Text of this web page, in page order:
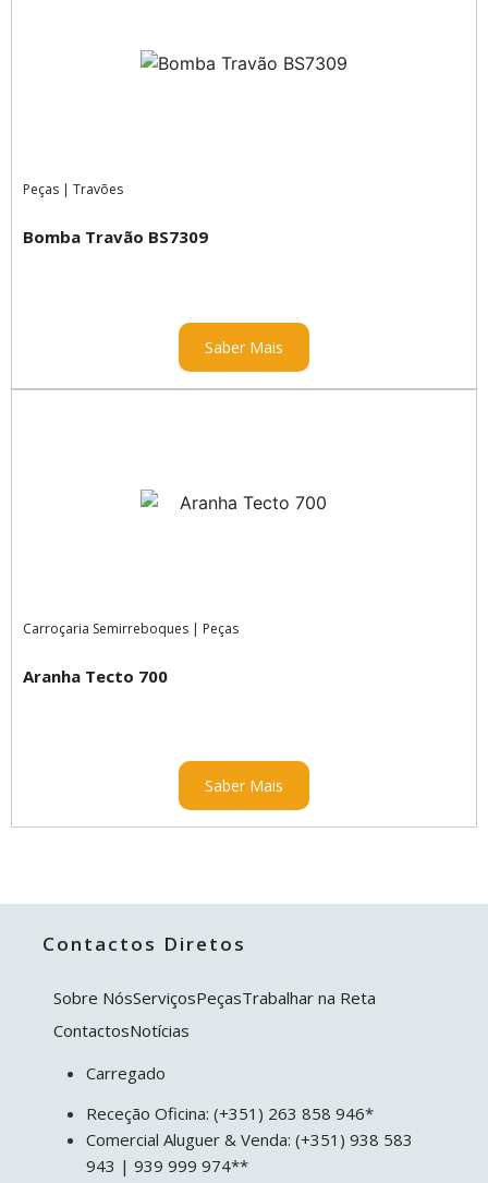
Peças | Travões
Bomba Travão BS7309
Saber Mais
Carroçaria Semirreboques | Peças
Aranha Tecto 700
Saber Mais
Contactos Diretos
Sobre NósServiçosPeçasTrabalhar na Reta
ContactosNotícias
Carregado
Receção Oficina: (+351) 263 858 946*
Comercial Aluguer & Venda: (+351) 938 583
943 | 939 999 974**